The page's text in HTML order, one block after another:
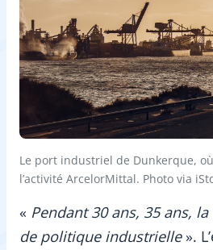
Le port industriel de Dunkerque,
l’activité ArcelorMittal. Photo via
« Pendant 30 ans, 35 ans, la
de politique industrielle».